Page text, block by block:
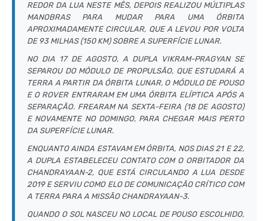
REDOR DA LUA NESTE MÊS, DEPOIS REALIZOU MÚLTIPLAS
MANOBRAS PARA MUDAR PARA UMA ÓRBITA
APROXIMADAMENTE CIRCULAR, QUE A LEVOU POR VOLTA
DE 93 MILHAS (150 KM) SOBRE A SUPERFÍCIE LUNAR.
NO DIA 17 DE AGOSTO, A DUPLA VIKRAM-PRAGYAN SE
SEPAROU DO MÓDULO DE PROPULSÃO, QUE ESTUDARÁ A
TERRA A PARTIR DA ÓRBITA LUNAR. O MÓDULO DE POUSO
E O ROVER ENTRARAM EM UMA ÓRBITA ELÍPTICA APÓS A
SEPARAÇÃO. FREARAM NA SEXTA-FEIRA (18 DE AGOSTO)
E NOVAMENTE NO DOMINGO, PARA CHEGAR MAIS PERTO
DA SUPERFÍCIE LUNAR.
ENQUANTO AINDA ESTAVAM EM ÓRBITA, NOS DIAS 21 E 22,
A DUPLA ESTABELECEU CONTATO COM O ORBITADOR DA
CHANDRAYAAN-2, QUE ESTÁ CIRCULANDO A LUA DESDE
2019 E SERVIU COMO ELO DE COMUNICAÇÃO CRÍTICO COM
A TERRA PARA A MISSÃO CHANDRAYAAN-3.
QUANDO O SOL NASCEU NO LOCAL DE POUSO ESCOLHIDO,